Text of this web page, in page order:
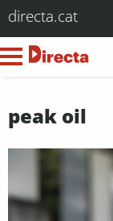
directa.cat
peak oil